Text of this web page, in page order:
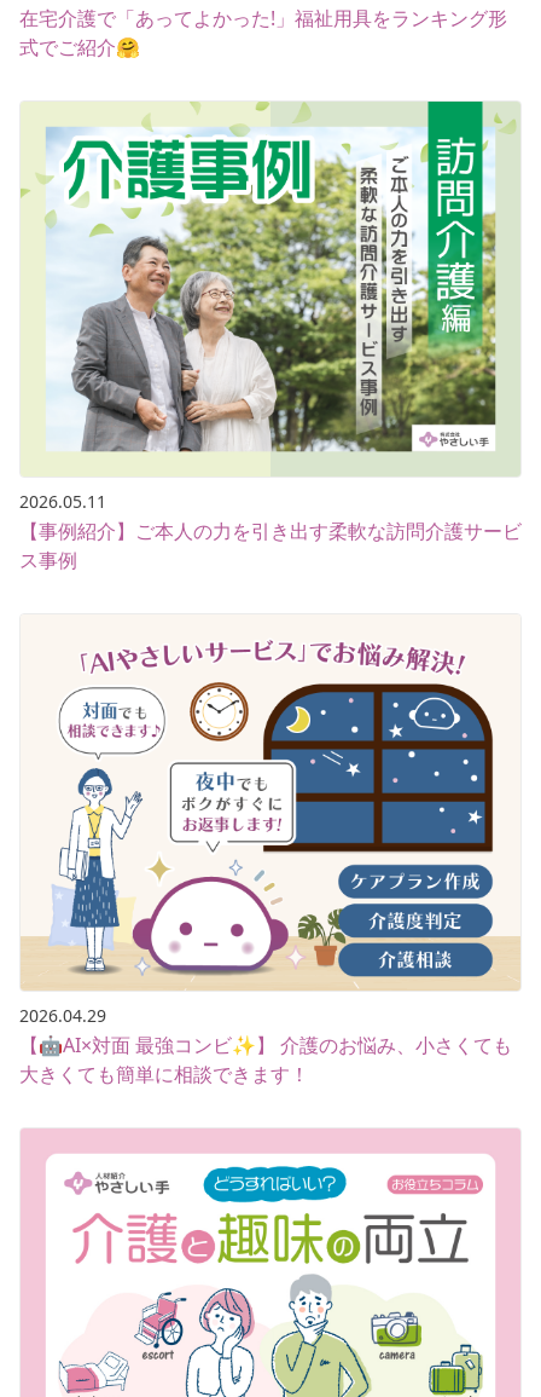
在宅介護で「あってよかった!」福祉用具をランキング形
式でご紹介🤗
2026.05.11
【事例紹介】ご本人の力を引き出す柔軟な訪問介護サービ
ス事例
2026.04.29
【🤖AI×対面 最強コンビ✨】 介護のお悩み、小さくても
大きくても簡単に相談できます！